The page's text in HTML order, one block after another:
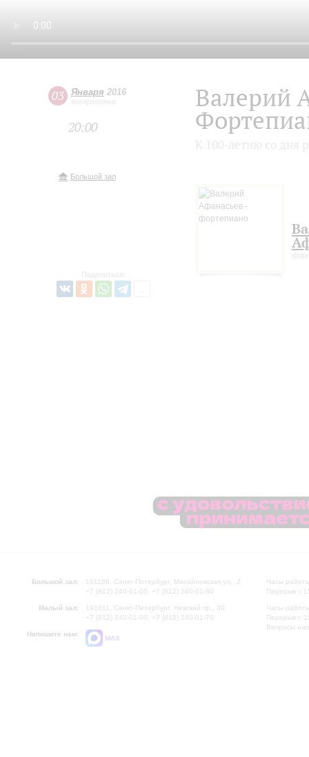
03 Января 2016
воскресенье
20:00
Большой зал
Поделиться:
Валерий
Большой зал:
191186, Санкт-Петербург, Михайловская ул., 2
+7 (812) 240-01-00, +7 (812) 240-01-80
Малый зал:
191011, Санкт-Петербург, Невский пр., 30
+7 (812) 240-01-00, +7 (812) 240-01-70
Напишите нам:
MAX
Часы
Перерыв с
Часы
Перерыв с
Вопросы